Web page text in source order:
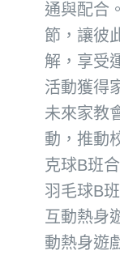
通與配合
節，讓彼
解，享受
活動獲得
未來家教
動，推動
克球B班
羽毛球B
互動熱身
動熱身遊